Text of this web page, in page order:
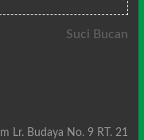
Suci Bucan
Lr. Budaya No. 9 RT. 21